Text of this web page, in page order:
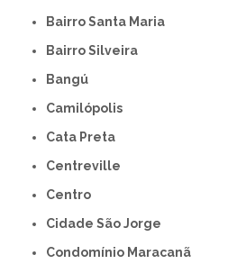
Bairro Santa Maria
Bairro Silveira
Bangú
Camilópolis
Cata Preta
Centreville
Centro
Cidade São Jorge
Condomínio Maracanã